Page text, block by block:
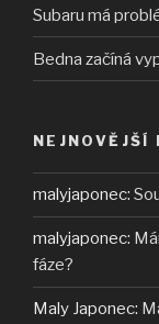
Subaru má
Bedna začíná
NEJNOVĚJŠÍ
malyjaponec:
malyjaponec:
fáze?
Maly Japonec: